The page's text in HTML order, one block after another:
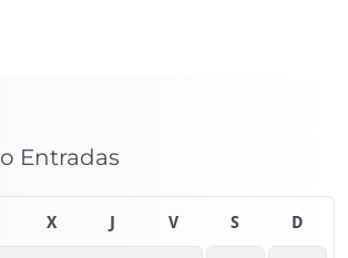
Entradas
X V S D